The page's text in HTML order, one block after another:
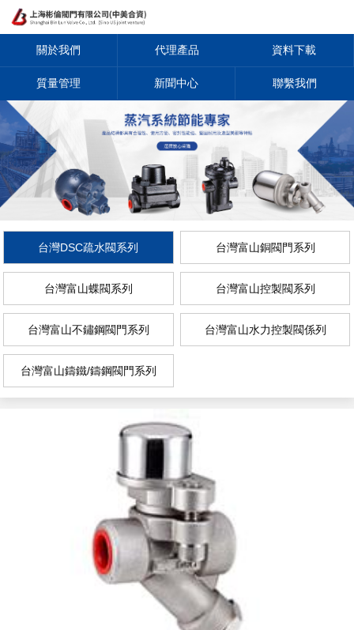
關於我們 代理產品 資料下載
質量管理 新聞中心 聯繫我們
台灣DSC疏水閥系列 台灣富山銅閥門系列
台灣富山蝶閥系列 台灣富山控製閥系列
台灣富山不鏽鋼閥門系列 台灣富山水力控製閥係列
台灣富山鑄鐵/鑄鋼閥門系列